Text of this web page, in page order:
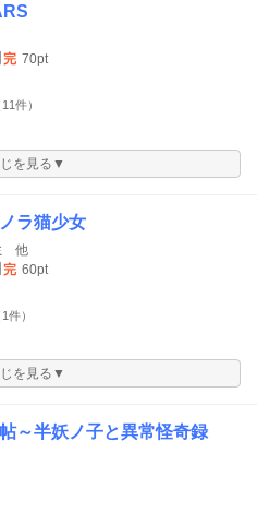
完 70pt
11件）
を見る▼
ラ猫少女
他
完 60pt
1件）
を見る▼
～半妖ノ子と異常怪奇録